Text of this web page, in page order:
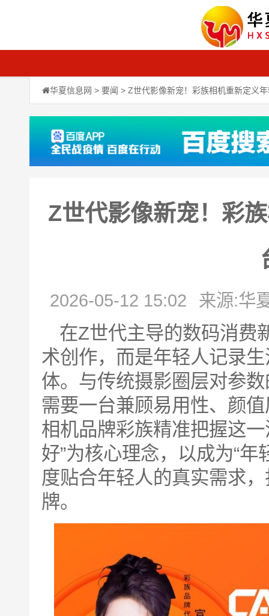
华夏信息网 > 要闻 > Z世代影像新宠！彩族相机重新定义
Z世代影像新宠！彩
2026-05-12 15:02 来源:华
在Z世代主导的数码消费
术创作，而是年轻人记录
体。与传统摄影圈层对参
需要一台兼顾易用性、颜
相机品牌彩族精准把握这
好”为核心理念，以成为“
度贴合年轻人的真实需求
牌。